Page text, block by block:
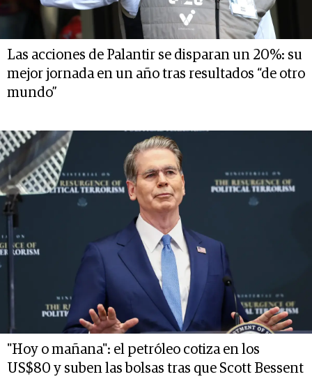
Las acciones de Palantir se disparan un 20%: su
mejor jornada en un año tras resultados “de otro
mundo”
"Hoy o mañana": el petróleo cotiza en los
US$80 y suben las bolsas tras que Scott Bessent